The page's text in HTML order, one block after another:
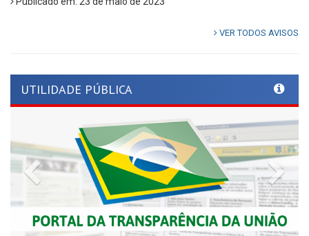
VER TODOS AVISOS
UTILIDADE PÚBLICA
Previous